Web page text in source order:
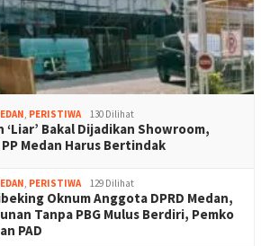
, PERISTIWA 130 Dilihat
‘Liar’ Bakal Dijadikan Showroom,
Medan Harus Bertindak
, PERISTIWA 129 Dilihat
Oknum Anggota DPRD Medan,
Tanpa PBG Mulus Berdiri, Pemko
PAD